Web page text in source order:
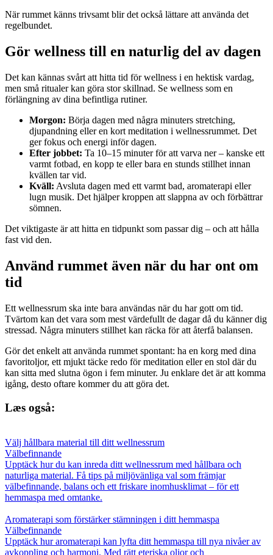
När rummet känns trivsamt blir det också lättare att använda det
regelbundet.
Gör wellness till en naturlig del av dagen
Det kan kännas svårt att hitta tid för wellness i en hektisk vardag,
men små ritualer kan göra stor skillnad. Se wellness som en
förlängning av dina befintliga rutiner.
Morgon: Börja dagen med några minuters stretching,
djupandning eller en kort meditation i wellnessrummet. Det
ger fokus och energi inför dagen.
Efter jobbet: Ta 10–15 minuter för att varva ner – kanske ett
varmt fotbad, en kopp te eller bara en stunds stillhet innan
kvällen tar vid.
Kväll: Avsluta dagen med ett varmt bad, aromaterapi eller
lugn musik. Det hjälper kroppen att slappna av och förbättrar
sömnen.
Det viktigaste är att hitta en tidpunkt som passar dig – och att hålla
fast vid den.
Använd rummet även när du har ont om
tid
Ett wellnessrum ska inte bara användas när du har gott om tid.
Tvärtom kan det vara som mest värdefullt de dagar då du känner dig
stressad. Några minuters stillhet kan räcka för att återfå balansen.
Gör det enkelt att använda rummet spontant: ha en korg med dina
favoritoljor, ett mjukt täcke redo för meditation eller en stol där du
kan sitta med slutna ögon i fem minuter. Ju enklare det är att komma
igång, desto oftare kommer du att göra det.
Læs også:
Välj hållbara material till ditt wellnessrum
Välbefinnande
Upptäck hur du kan inreda ditt wellnessrum med hållbara och
naturliga material. Få tips på miljövänliga val som främjar
välbefinnande, balans och ett friskare inomhusklimat – för ett
hemmaspa med omtanke.
Aromaterapi som förstärker stämningen i ditt hemmaspa
Välbefinnande
Upptäck hur aromaterapi kan lyfta ditt hemmaspa till nya nivåer av
avkoppling och harmoni. Med rätt eteriska oljor och